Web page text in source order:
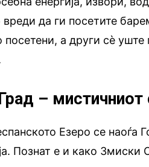
да ги посетите
посетени, а други сè
–
Езеро се наоѓа
Познат е и како Змиски